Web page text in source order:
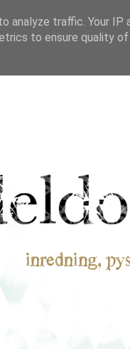
analyze traffic. Your IP
to ensure quality